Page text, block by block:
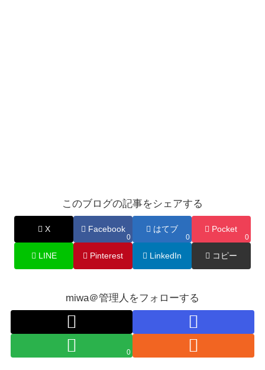
このブログの記事をシェアする
X Facebook
0
はてブ
0
Pocket
0
LINE Pinterest LinkedIn コピー
miwa＠管理人をフォローする
0